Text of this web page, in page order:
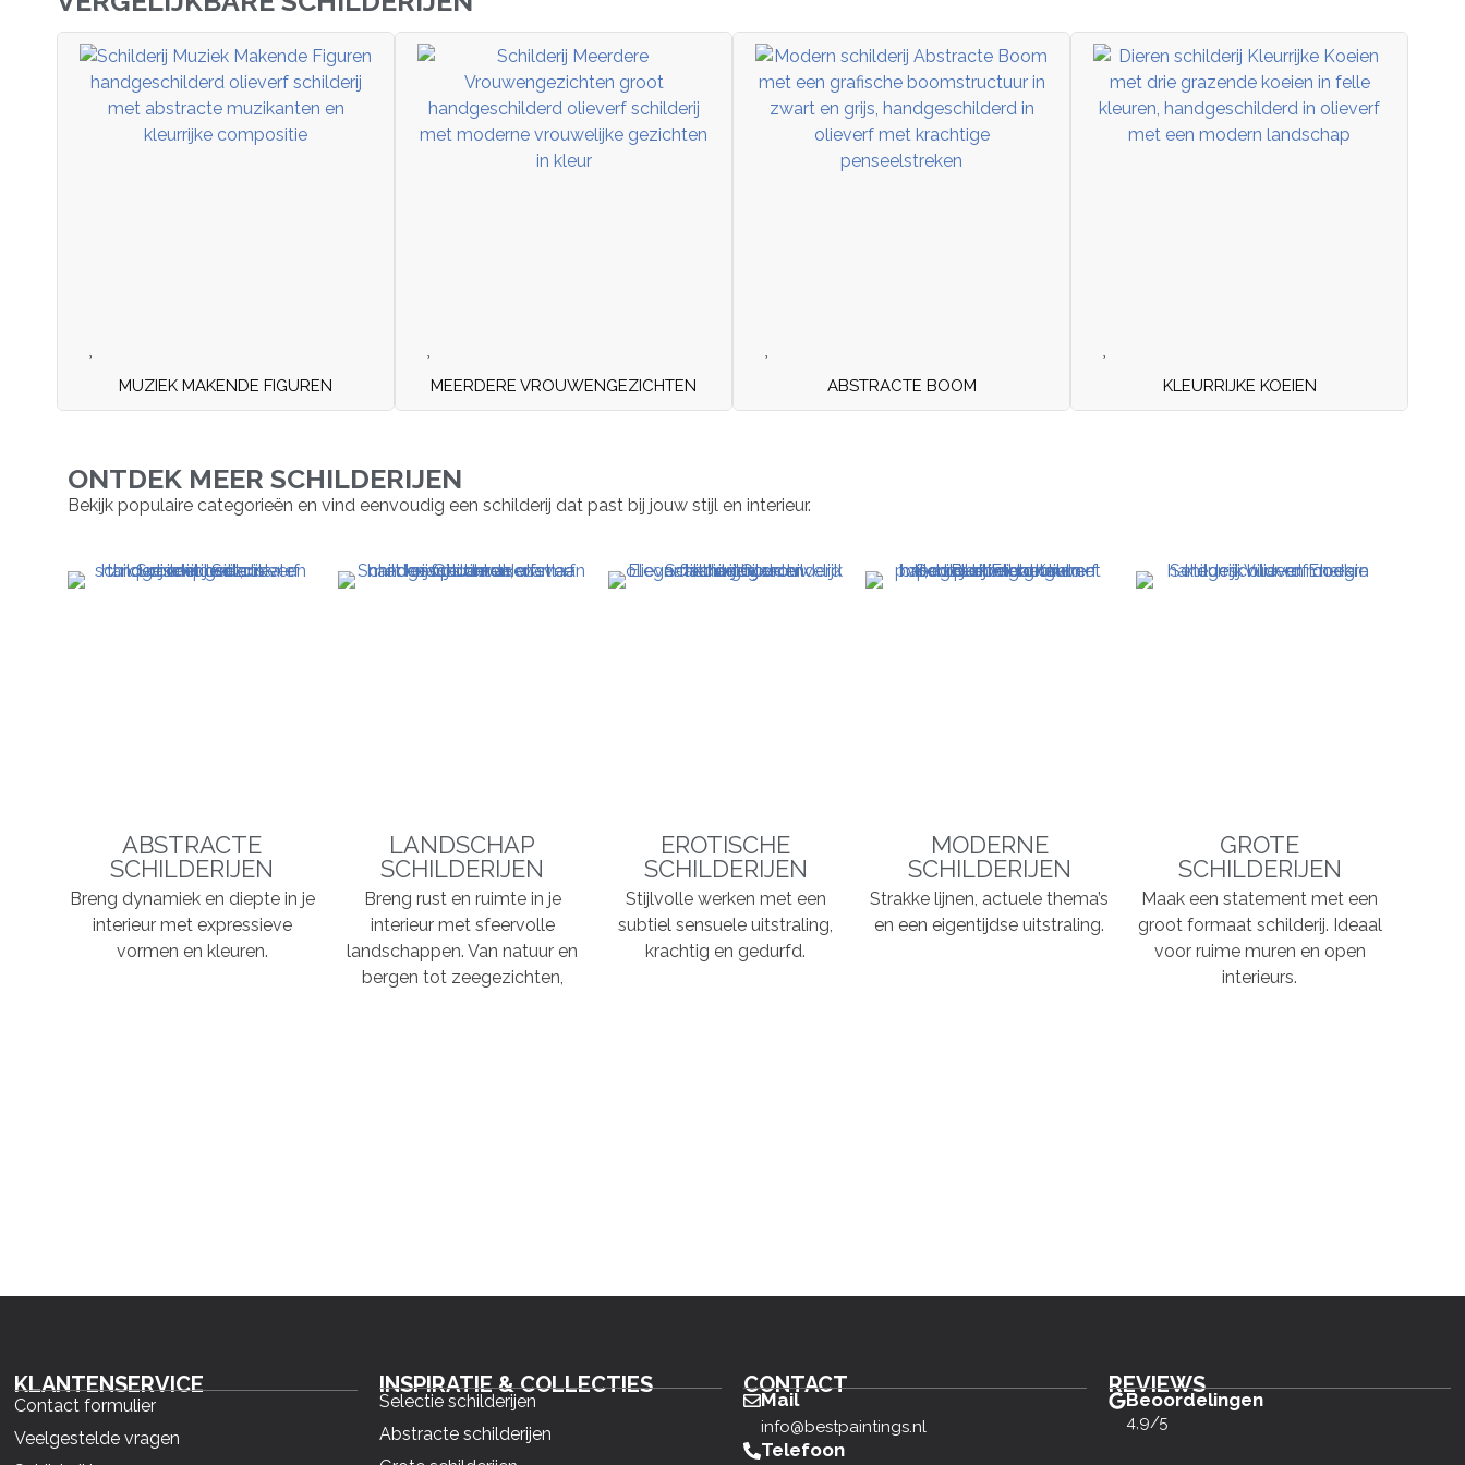
MUZIEK MAKENDE FIGUREN MEERDERE VROUWENGEZICHTEN ABSTRACTE BOOM KLEURRIJKE KOEIEN
ONTDEK MEER SCHILDERIJEN
Bekijk populaire categorieën en vind eenvoudig een schilderij dat past bij jouw stijl en interieur.
ABSTRACTE
SCHILDERIJEN
Breng dynamiek en diepte in je
interieur met expressieve
vormen en kleuren.
LANDSCHAP
SCHILDERIJEN
Breng rust en ruimte in je
interieur met sfeervolle
landschappen. Van natuur en
bergen tot zeegezichten,
EROTISCHE
SCHILDERIJEN
Stijlvolle werken met een
subtiel sensuele uitstraling,
krachtig en gedurfd.
MODERNE
SCHILDERIJEN
Strakke lijnen, actuele thema’s
en een eigentijdse uitstraling.
GROTE
SCHILDERIJEN
Maak een statement met een
groot formaat schilderij. Ideaal
voor ruime muren en open
interieurs.
KLANTENSERVICE
Contact formulier
Veelgestelde vragen
INSPIRATIE & COLLECTIES
Selectie schilderijen
Abstracte schilderijen
CONTACT
Mail
info@bestpaintings.nl
Telefoon
REVIEWS
Beoordelingen
4,9/5